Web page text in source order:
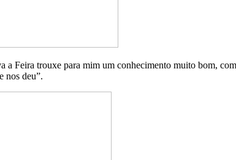
Feira trouxe para mim um conhecimento muito bom,
nos deu”.